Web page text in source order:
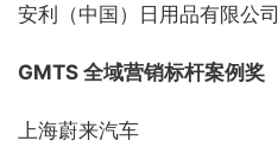
安利（中国）日用品有限公司
GMTS 全域营销标杆案例奖
上海蔚来汽车